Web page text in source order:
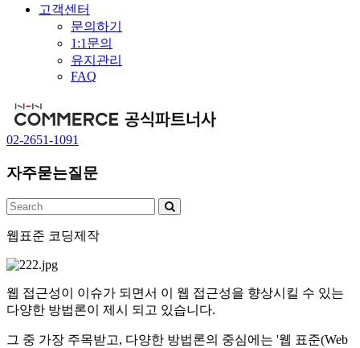
고객센터
문의하기
1:1문의
유지관리
FAQ
02-2651-1091
자주묻는질문
웹표준 코딩제작
웹 접근성이 이슈가 되면서 이 웹 접근성을 향상시킬 수 있는
다양한 방법론이 제시 되고 있습니다.
그 중 가장 주목받고, 다양한 방법론의 중심에는 '웹 표준(Web